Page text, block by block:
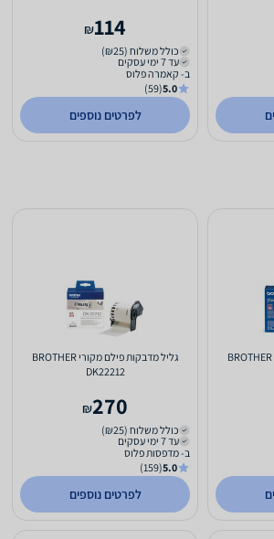
114
₪
כולל משלוח (₪25)
עד 7 ימי עסקים
ב- קאמרה פלוס
5.0
(59)
לפרטים נוספים
גליל מדבקות פילם מקורי BROTHER
גליל מדבקות פילם מקורי BROTHER
DK22212
270
₪
כולל משלוח (₪25)
עד 7 ימי עסקים
ב- מדפסות פלוס
5.0
(159)
לפרטים נוספים